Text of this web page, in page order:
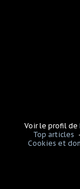
Voir le profil de
Top articles
Cookies et